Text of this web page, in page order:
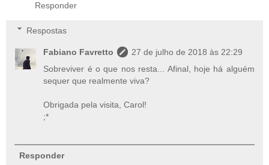
Responder
Respostas
Fabiano Favretto
27 de julho de 2018 às 22:29
Sobreviver é o que nos resta... Afinal, hoje há alguém
sequer que realmente viva?
Obrigada pela visita, Carol!
;*
Responder